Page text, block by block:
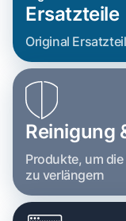
Ersatzteile
Original
Reinigung
Produkte, um
zu verlängern